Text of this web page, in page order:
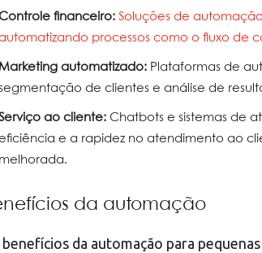
financeiro: Soluções de
processos como o fluxo de
automatizado: Plataformas de
de clientes e análise de
ao cliente: Chatbots e sistemas de
e a rapidez no atendimento ao
melhorada.
da automação
benefícios da automação para